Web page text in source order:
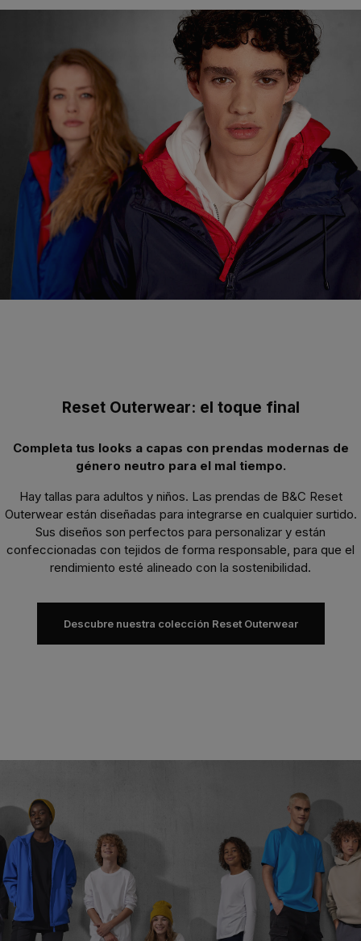
Reset Outerwear: el toque final
Completa tus looks a capas con prendas modernas de
género neutro para el mal tiempo.
Hay tallas para adultos y niños. Las prendas de B&C Reset
Outerwear están diseñadas para integrarse en cualquier surtido.
Sus diseños son perfectos para personalizar y están
confeccionadas con tejidos de forma responsable, para que el
rendimiento esté alineado con la sostenibilidad.
Descubre nuestra colección Reset Outerwear